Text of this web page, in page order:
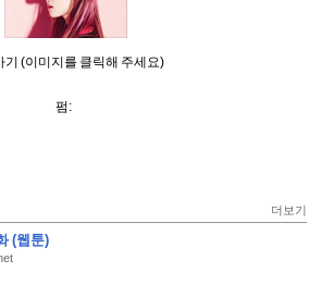
기 (이미지를 클릭해 주세요)
펌:
더보기
(웹툰)